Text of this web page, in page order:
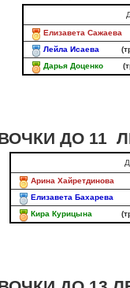
Елизавета Сажаева
Лейла Исаева
Дарья Доценко
ДО 11
Арина Хайретдинова
Елизавета Бахарева
Кира Курицына